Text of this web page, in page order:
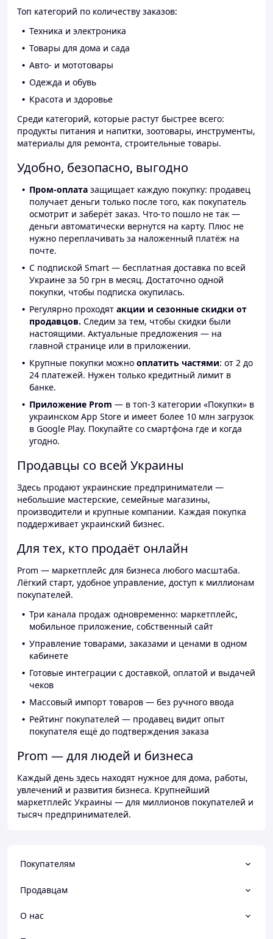
Топ категорий по количеству заказов:
Техника и электроника
Товары для дома и сада
Авто- и мототовары
Одежда и обувь
Красота и здоровье
Среди категорий, которые растут быстрее всего:
продукты питания и напитки, зоотовары, инструменты,
материалы для ремонта, строительные товары.
Удобно, безопасно, выгодно
Пром-оплата защищает каждую покупку: продавец
получает деньги только после того, как покупатель
осмотрит и заберёт заказ. Что-то пошло не так —
деньги автоматически вернутся на карту. Плюс не
нужно переплачивать за наложенный платёж на
почте.
С подпиской Smart — бесплатная доставка по всей
Украине за 50 грн в месяц. Достаточно одной
покупки, чтобы подписка окупилась.
Регулярно проходят акции и сезонные скидки от
продавцов. Следим за тем, чтобы скидки были
настоящими. Актуальные предложения — на
главной странице или в приложении.
Крупные покупки можно оплатить частями: от 2 до
24 платежей. Нужен только кредитный лимит в
банке.
Приложение Prom — в топ-3 категории «Покупки» в
украинском App Store и имеет более 10 млн загрузок
в Google Play. Покупайте со смартфона где и когда
угодно.
Продавцы со всей Украины
Здесь продают украинские предприниматели —
небольшие мастерские, семейные магазины,
производители и крупные компании. Каждая покупка
поддерживает украинский бизнес.
Для тех, кто продаёт онлайн
Prom — маркетплейс для бизнеса любого масштаба.
Лёгкий старт, удобное управление, доступ к миллионам
покупателей.
Три канала продаж одновременно: маркетплейс,
мобильное приложение, собственный сайт
Управление товарами, заказами и ценами в одном
кабинете
Готовые интеграции с доставкой, оплатой и выдачей
чеков
Массовый импорт товаров — без ручного ввода
Рейтинг покупателей — продавец видит опыт
покупателя ещё до подтверждения заказа
Prom — для людей и бизнеса
Каждый день здесь находят нужное для дома, работы,
увлечений и развития бизнеса. Крупнейший
маркетплейс Украины — для миллионов покупателей и
тысяч предпринимателей.
Покупателям
Продавцам
О нас